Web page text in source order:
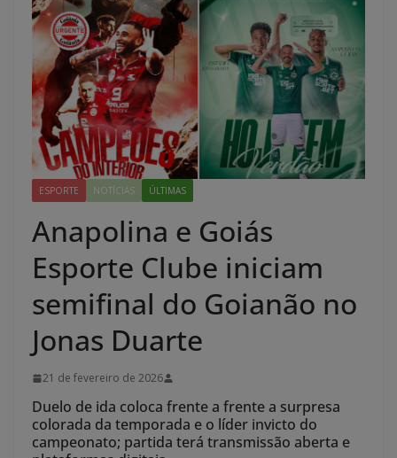
ESPORTE NOTÍCIAS ÚLTIMAS
Anapolina e Goiás
Esporte Clube iniciam
semifinal do Goianão no
Jonas Duarte
21 de fevereiro de 2026
Duelo de ida coloca frente a frente a surpresa
colorada da temporada e o líder invicto do
campeonato; partida terá transmissão aberta e